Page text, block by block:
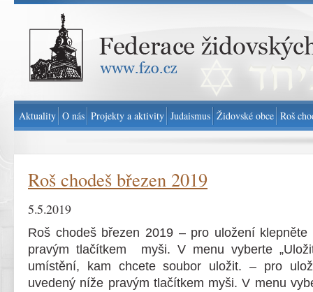
Federace židovských obcí v ČR - www.fzo.cz
Roš chodeš březen 2019
5.5.2019
Roš chodeš březen 2019 – pro uložení
pravým tlačítkem myši. V menu vyberte
umístění, kam chcete soubor uložit. – pro
uvedený níže pravým tlačítkem myši. V menu
Aktuality O nás Projekty a aktivity Judaismus Židovské obce Roš